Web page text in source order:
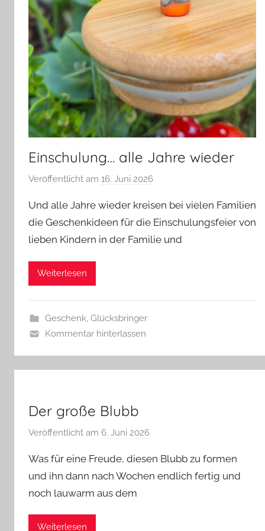
Einschulung… alle Jahre wieder
Veröffentlicht am 16. Juni 2026
n
G
l
Und alle Jahre wieder kreisen bei vielen Familien
die Geschenkideen für die Einschulungsfeier von
lieben Kindern in der Familie und
Weiterlesen
Geschenk, Glücksbringer
Kommentar hinterlassen
Der große Blubb
Veröffentlicht am 6. Juni 2026
n
G
Was für eine Freude, diesen Blubb zu formen
und ihn dann nach Wochen endlich fertig und
noch lauwarm aus dem
Weiterlesen